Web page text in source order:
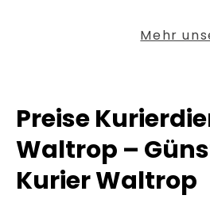
Mehr
Preise
Waltrop –
Kurier Waltrop